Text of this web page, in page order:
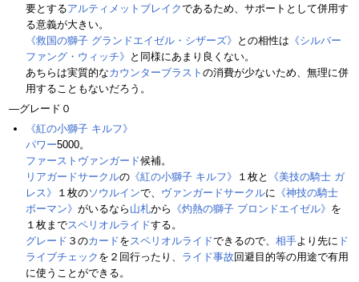
要とするアルティメットブレイクであるため、サポートとして併用す
る意義が大きい。
《救国の獅子 グランドエイゼル・シザーズ》 との相性は 《シルバー
ファング・ウィッチ》 と同様にあまり良くない。
あちらは実質的なカウンターブラスト の消費が少ないため、無理に併
用することもないだろう。
―グレード０
《紅の小獅子 キルフ》
パワー5000。
ファーストヴァンガード候補。
リアガードサークルの 《紅の小獅子 キルフ》 １枚と
《美技の騎士 ガ
レス》
１枚のソウルインで、 ヴァンガードサークルに 《神技の騎士
ボーマン》 がいるなら 山札から 《灼熱の獅子 ブロンドエイゼル》 を
１枚までスペリオルライドする。
グレード ３のカードをスペリオルライドできるので、 相手より先に ド
ライブチェック を２回行ったり、 ライド事故 回避目的等の用途で有用
に使うことができる。